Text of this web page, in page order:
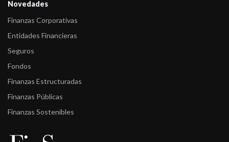
Novedades
Finanzas Corporativas
Entidades Financieras
Seguros
Fondos
Finanzas Estructuradas
Finanzas Públicas
Finanzas Sostenibles